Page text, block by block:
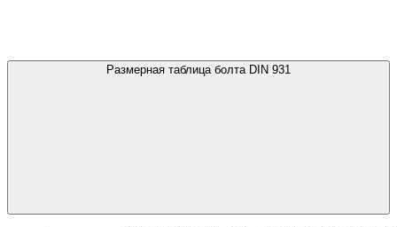
Размерная таблица болта DIN 931